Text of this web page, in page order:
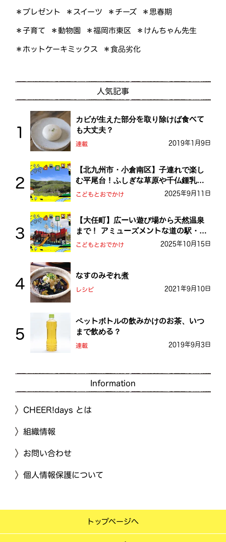
＊プレゼント ＊スイーツ ＊チーズ ＊思春期
＊子育て ＊動物園 ＊福岡市東区 ＊けんちゃん先生
＊ホットケーキミックス ＊食品劣化
人気記事
カビが生えた部分を取り除けば食べて
も大丈夫？
連載 2019年1月9日
【北九州市・小倉南区】子連れで楽し
む平尾台！ふしぎな草原や千仏鍾乳洞
を探検しよう！
こどもとおでかけ 2025年9月11日
【大任町】広ーい遊び場から天然温泉
まで！ アミューズメントな道の駅・お
おとう桜街道
こどもとおでかけ 2025年10月15日
なすのみぞれ煮
レシピ 2021年9月10日
ペットボトルの飲みかけのお茶、いつ
まで飲める？
連載 2019年9月3日
Information
CHEER!days とは
組織情報
お問い合わせ
個人情報保護について
トップページへ